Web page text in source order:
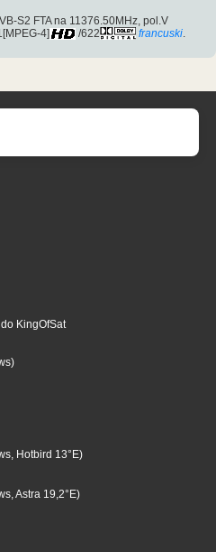
S2 FTA na 11376.50MHz, pol.V
4]
/622 francuski
KingOfSat
Hotbird 13°E)
Astra 19,2°E)